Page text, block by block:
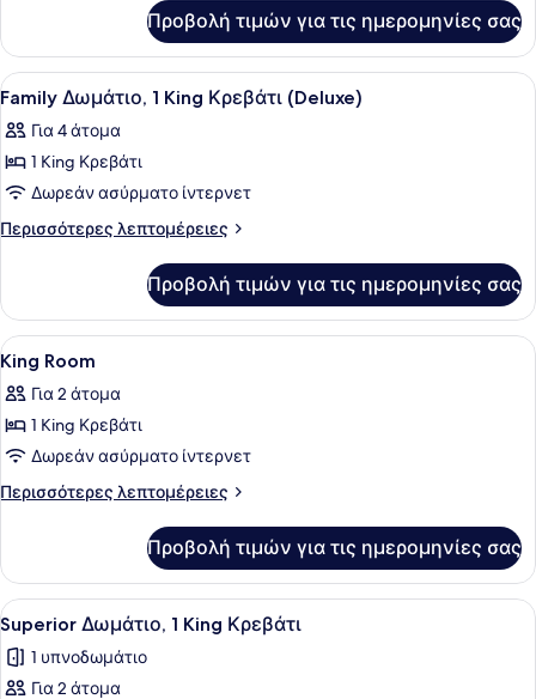
King
Κρεβάτι
Δωμάτιο,
King
Κρεβάτι
Προβολή τιμών για τις ημερομηνίες σας
Προβολή
όλων
των
φωτογραφιών
για
Family
King
Κρεβάτι
(Deluxe)
Ένα δωμάτιο ξενοδοχείου με ένα
19
Family Δωμάτιο, 1 King Κρεβάτι (Deluxe)
Για 4 άτομα
1 King Κρεβάτι
Δωρεάν ασύρματο ίντερνετ
Περισσότερες λεπτομέρειες
Περισσότερες
Δωμάτιο,
King
Κρεβάτι
(Deluxe)
Προβολή τιμών για τις ημερομηνίες σας
Προβολή
όλων
των
φωτογραφιών
για
King
Ένας χώρος υποδοχής
15
King Room
Για 2 άτομα
1 King Κρεβάτι
Δωρεάν ασύρματο ίντερνετ
Περισσότερες λεπτομέρειες
Περισσότερες
Room
Προβολή τιμών για τις ημερομηνίες σας
Προβολή
όλων
των
φωτογραφιών
Ένα δωμάτιο ξενοδοχείου με ένα
16
Superior Δωμάτιο, 1 King Κρεβάτι
1 υπνοδωμάτιο
Για 2 άτομα